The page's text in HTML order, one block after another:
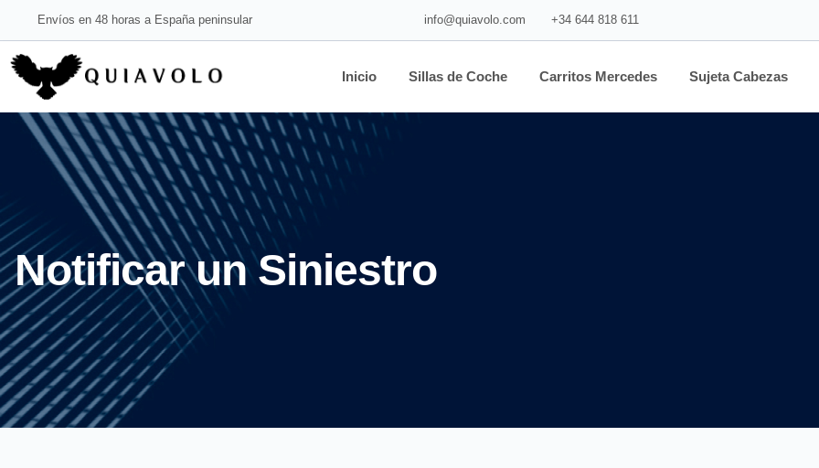
Envíos en 48 horas a España peninsular info@quiavolo.com +34 644 818 611
Inicio Sillas de Coche Carritos Mercedes Sujeta Cabezas
Notificar un Siniestro